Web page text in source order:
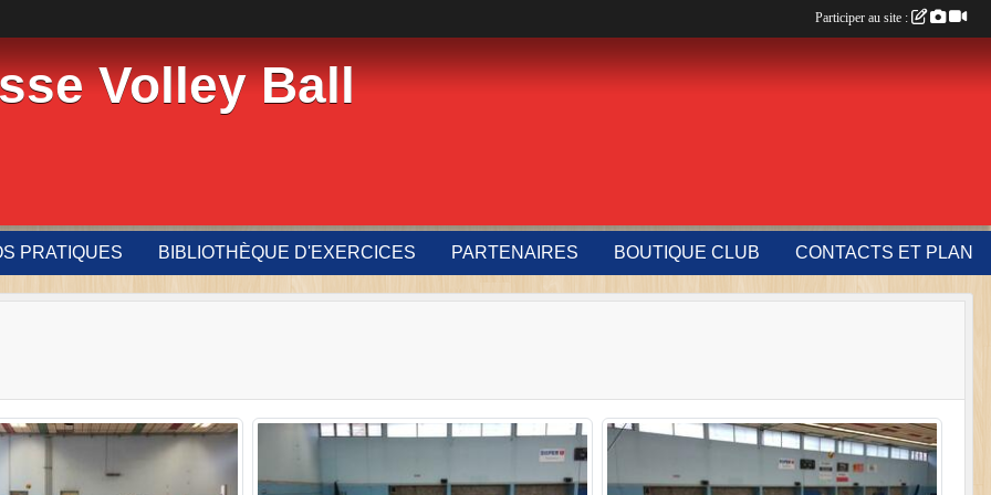
Volley Ball
PRATIQUES BIBLIOTHÈQUE D'EXERCICES PARTENAIRES BOUTIQUE CLUB CONTACTS ET PLAN
Participer au site :